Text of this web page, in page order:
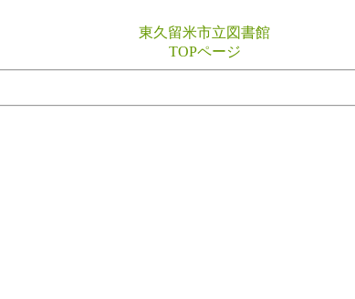
東久留米市立図書館
TOPページ